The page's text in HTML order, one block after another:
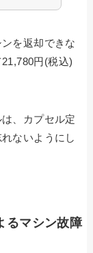
を返却できな
円(税込)
、カプセル定
ないようにし
るマシン故障